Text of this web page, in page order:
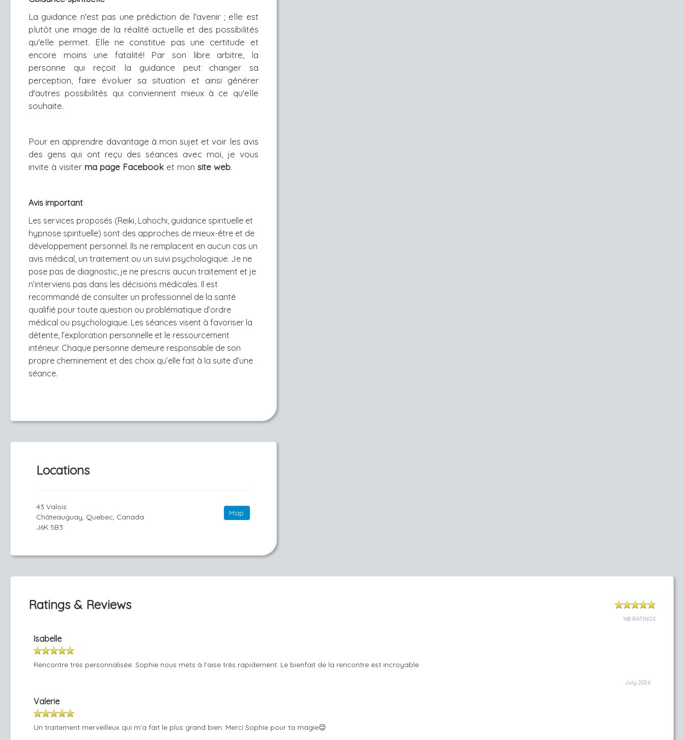
La guidance n'est pas une prédiction de l'avenir ; elle est
plutôt une image de la réalité actuelle et des possibilités
qu'elle permet. Elle ne constitue pas une certitude et
encore moins une fatalité! Par son libre arbitre, la
personne qui reçoit la guidance peut changer sa
perception, faire évoluer sa situation et ainsi générer
d'autres possibilités qui conviennent mieux à ce qu'elle
souhaite.
Pour en apprendre davantage à mon sujet et voir les avis
des gens qui ont reçu des séances avec moi, je vous
invite à visiter ma page Facebook et mon site web.
Avis important
Les services proposés (Reiki, Lahochi, guidance spirituelle et
hypnose spirituelle) sont des approches de mieux-être et de
développement personnel. Ils ne remplacent en aucun cas un
avis médical, un traitement ou un suivi psychologique. Je ne
pose pas de diagnostic, je ne prescris aucun traitement et je
n’interviens pas dans les décisions médicales. Il est
recommandé de consulter un professionnel de la santé
qualifié pour toute question ou problématique d’ordre
médical ou psychologique. Les séances visent à favoriser la
détente, l’exploration personnelle et le ressourcement
intérieur. Chaque personne demeure responsable de son
propre cheminement et des choix qu’elle fait à la suite d’une
séance.
Locations
43 Valois
Châteauguay, Quebec, Canada
J6K 5B3
Map
Ratings & Reviews
168 RATINGS
Isabelle
Rencontre très personnalisée. Sophie nous mets à l’aise très rapidement. Le bienfait de la rencontre est incroyable
July 2026
Valerie
Un traitement merveilleux qui m’a fait le plus grand bien. Merci Sophie pour ta magie😌